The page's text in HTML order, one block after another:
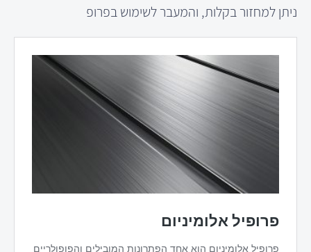
ניתן למחזור בקלות, והמעבר לשימוש בפרופ